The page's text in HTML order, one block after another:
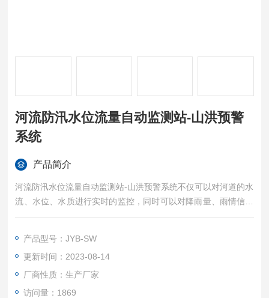
河流防汛水位流量自动监测站-山洪预警
系统
产品简介
河流防汛水位流量自动监测站-山洪预警系统不仅可以对河道的水
流、水位、水质进行实时的监控，同时可以对降雨量、雨情信息
进行统计，为保障流域内适度蓄水和安全度汛提供了准确、及时
数据应用需求，对防洪及水污染治理都有着重要意义。
产品型号：JYB-SW
更新时间：2023-08-14
厂商性质：生产厂家
访问量：1869